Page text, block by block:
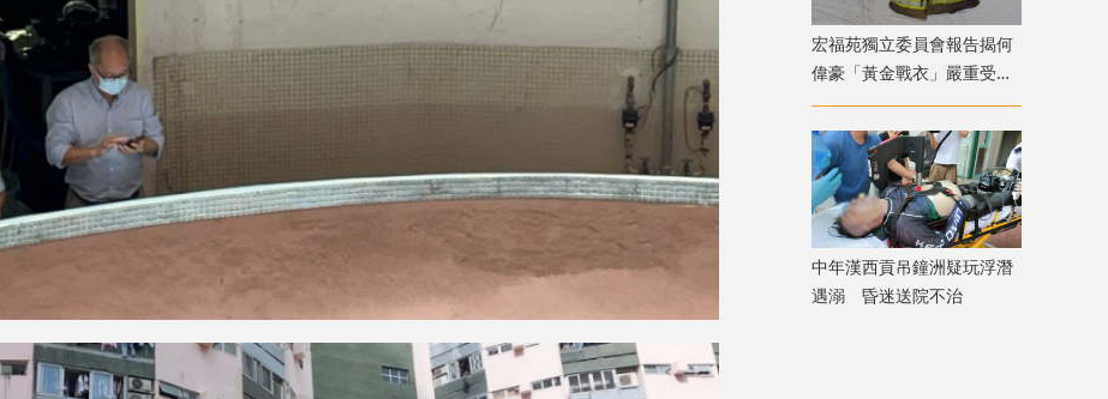
宏福苑獨立委員會報告揭何
偉豪「黃金戰衣」嚴重受
損 或曾長時間接觸高溫
中年漢西貢吊鐘洲疑玩浮潛
遇溺 昏迷送院不治